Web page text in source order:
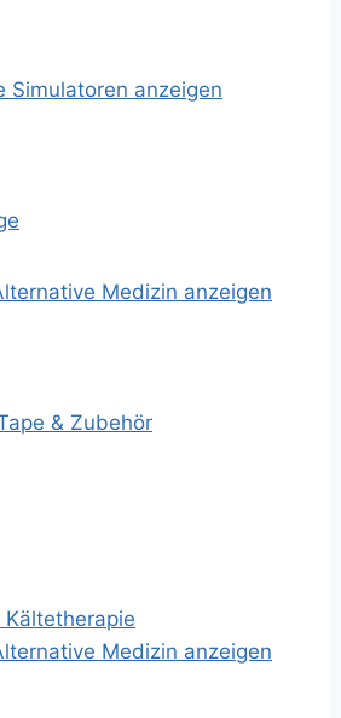
Simulatoren anzeigen
Medizin anzeigen
& Zubehör
Medizin anzeigen